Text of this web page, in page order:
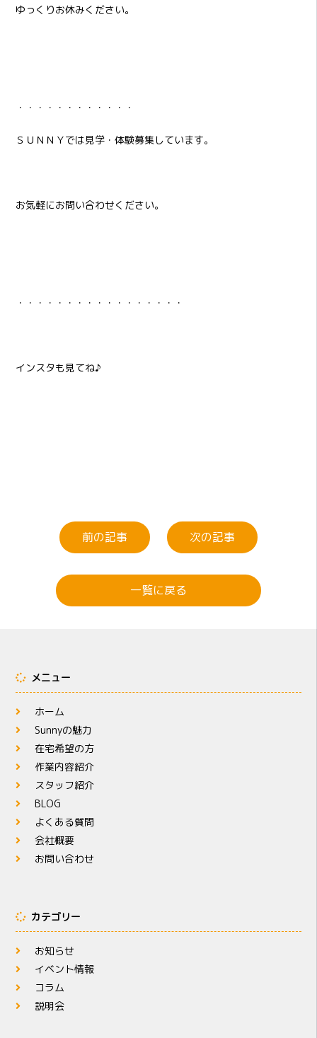
ゆっくりお休みください。
・・・・・・・・・・・・
ＳＵＮＮＹでは見学・体験募集しています。
お気軽にお問い合わせください。
・・・・・・・・・・・・・・・・・
インスタも見てね♪
前の記事 次の記事
一覧に戻る
メニュー
ホーム
Sunnyの魅力
在宅希望の方
作業内容紹介
スタッフ紹介
BLOG
よくある質問
会社概要
お問い合わせ
カテゴリー
お知らせ
イベント情報
コラム
説明会